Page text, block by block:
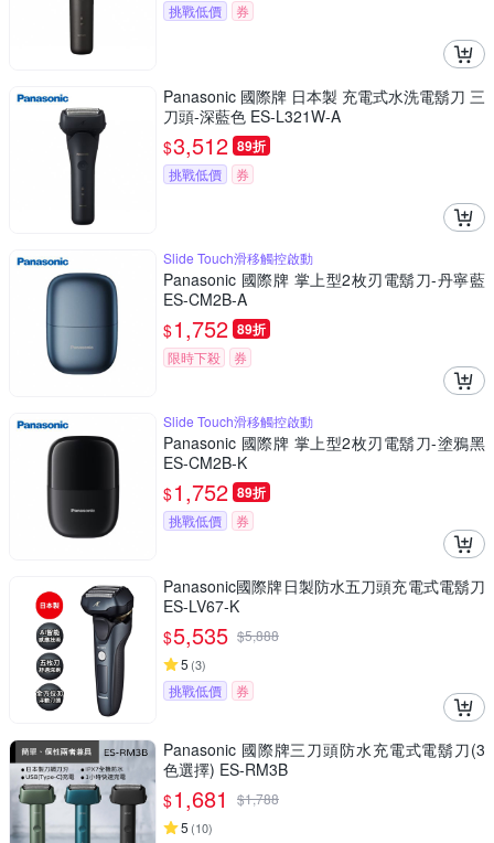
挑戰低價 券
Panasonic 國際牌 日本製 充電式水洗電鬍刀 三
刀頭-深藍色 ES-L321W-A
$3,512 89折
挑戰低價 券
Slide Touch滑移觸控啟動
Panasonic 國際牌 掌上型2枚刃電鬍刀-丹寧藍
ES-CM2B-A
$1,752 89折
限時下殺 券
Slide Touch滑移觸控啟動
Panasonic 國際牌 掌上型2枚刃電鬍刀-塗鴉黑
ES-CM2B-K
$1,752 89折
挑戰低價 券
Panasonic國際牌日製防水五刀頭充電式電鬍刀
ES-LV67-K
$5,535 $5,888
5 (3)
挑戰低價 券
Panasonic 國際牌三刀頭防水充電式電鬍刀(3
色選擇) ES-RM3B
$1,681 $1,788
5 (10)